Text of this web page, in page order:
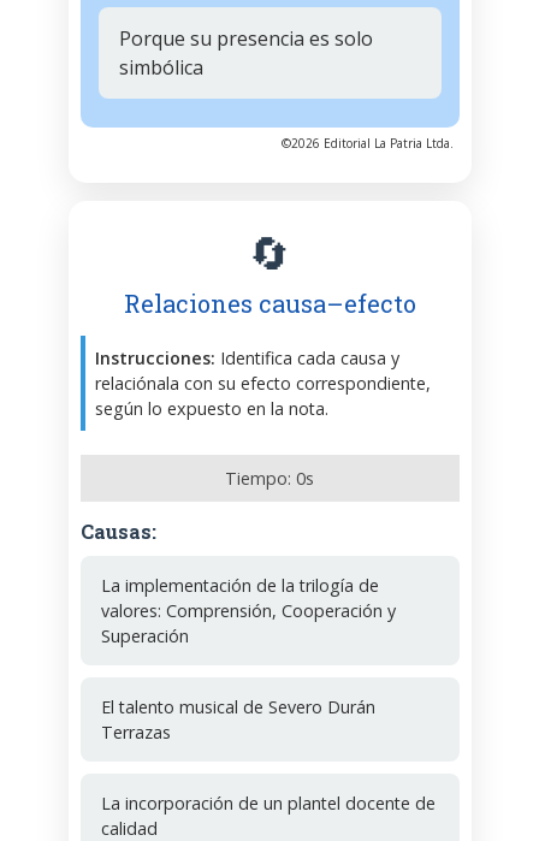
Porque su presencia es solo
simbólica
©2026 Editorial La Patria Ltda.
🔄
Relaciones causa–efecto
Instrucciones: Identifica cada causa y
relaciónala con su efecto correspondiente,
según lo expuesto en la nota.
Tiempo: 0s
Causas:
La implementación de la trilogía de
valores: Comprensión, Cooperación y
Superación
El talento musical de Severo Durán
Terrazas
La incorporación de un plantel docente de
calidad